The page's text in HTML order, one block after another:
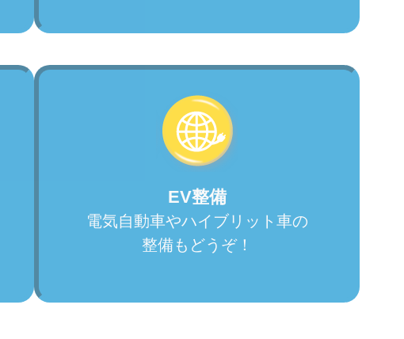
EV整備
電気自動車やハイブリット車の
整備もどうぞ！